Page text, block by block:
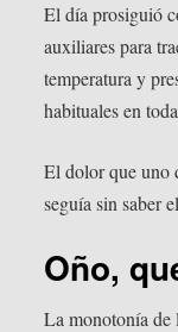
El día prosiguió
auxiliares para
temperatura y
habituales en
El dolor que uno
seguía sin saber
Oño,
La monotonía de